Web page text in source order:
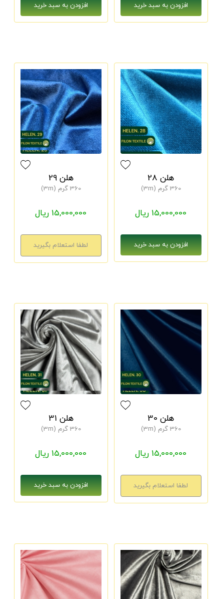
هلن 28
360 گرم (3m)
15,000,000 ریال
هلن 29
360 گرم (3m)
15,000,000 ریال
هلن 30
360 گرم (3m)
15,000,000 ریال
هلن 31
360 گرم (3m)
15,000,000 ریال